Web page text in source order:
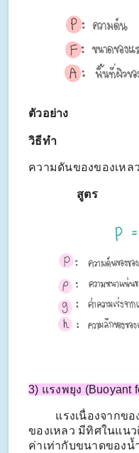
ตัวอย่าง
วิธีทำ
ความดันของของเหลว
สูตร
3) แรงพยุง (Buoyant
แรงเนื่องจากของ
ของเหลว มีทิศในแน
ค่าเท่ากับขนาดของ